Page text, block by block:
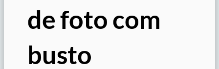
de foto com
busto